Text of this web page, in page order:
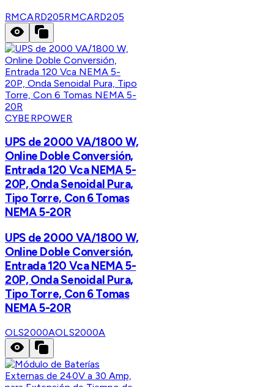
RMCARD205RMCARD205
CYBERPOWER
UPS de 2000 VA/1800 W,
Online Doble Conversión,
Entrada 120 Vca NEMA 5-
20P, Onda Senoidal Pura,
Tipo Torre, Con 6 Tomas
NEMA 5-20R
UPS de 2000 VA/1800 W,
Online Doble Conversión,
Entrada 120 Vca NEMA 5-
20P, Onda Senoidal Pura,
Tipo Torre, Con 6 Tomas
NEMA 5-20R
OLS2000AOLS2000A